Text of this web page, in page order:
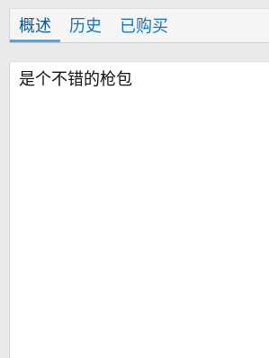
概述 历史 已购买
是个不错的枪包